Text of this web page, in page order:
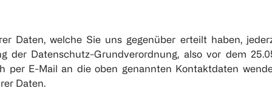
Daten, welche Sie uns gegenüber erteilt haben,
Datenschutz-Grundverordnung, also vor dem
per E-Mail an die oben genannten Kontaktdaten
Daten.